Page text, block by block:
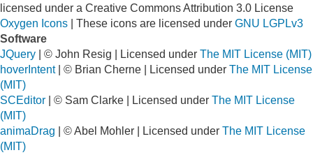
licensed under a Creative Commons Attribution 3.0 License
Oxygen Icons | These icons are licensed under GNU LGPLv3
Software
JQuery | © John Resig | Licensed under The MIT License (MIT)
hoverIntent| © Brian Cherne | Licensed under The MIT License
(MIT)
SCEditor | © Sam Clarke | Licensed under The MIT License
(MIT)
animaDrag | © Abel Mohler | Licensed under The MIT License
(MIT)